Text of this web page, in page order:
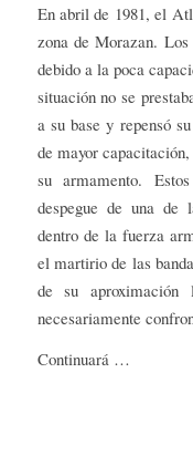
En abril de 1981, el
zona de Morazan.
debido a la poca
situación no se
a su base y repensó
de mayor
su armamento.
despegue de una de
dentro de la fuerza
el martirio de las
de su
necesariamente
Continuará …